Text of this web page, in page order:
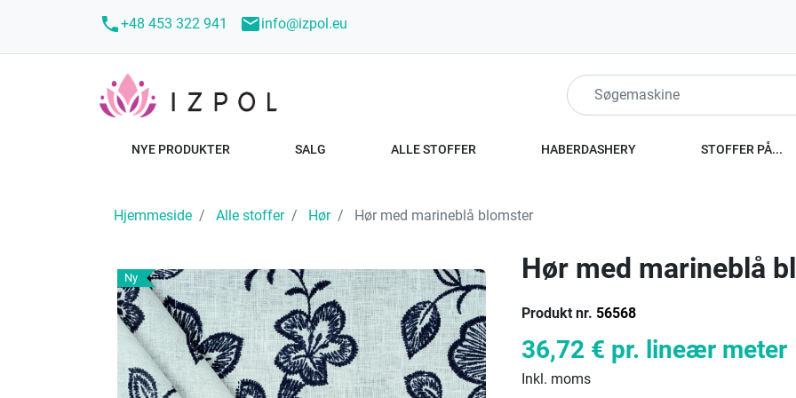
call+48 453 322 941 mailinfo@izpol.eu
NYE PRODUKTER SALG ALLE STOFFER HABERDASHERY STOFFER PÅ...
Hjemmeside Alle stoffer Hør Hør med marineblå blomster
Ny Hør med marineblå
Produkt nr. 56568
36,72 € pr. lineær meter
Inkl. moms